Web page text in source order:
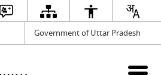
Government of Uttar Pradesh